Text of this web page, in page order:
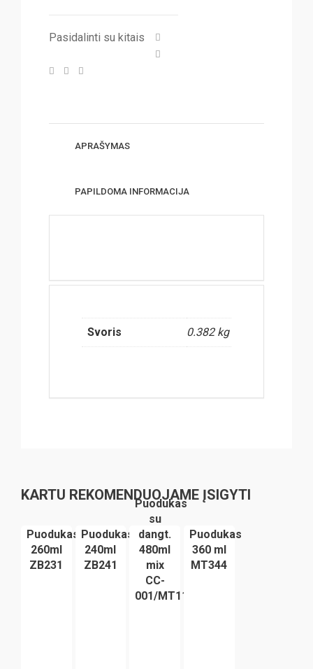
Pasidalinti su kitais
APRAŠYMAS
PAPILDOMA INFORMACIJA
Svoris 0.382 kg
KARTU REKOMENDUOJAME ĮSIGYTI
Puodukas
260ml
ZB231
Puodukas
240ml
ZB241
Puodukas
su
dangt.
480ml
mix
CC-
001/MT114
Puodukas
360 ml
MT344